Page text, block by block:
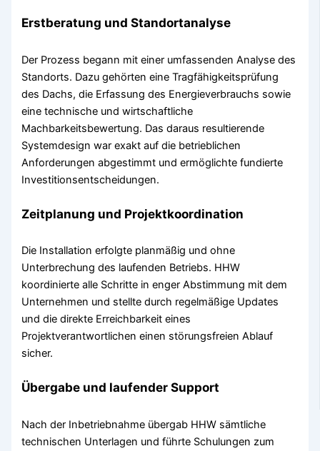
Erstberatung und Standortanalyse
Der Prozess begann mit einer umfassenden Analyse des
Standorts. Dazu gehörten eine Tragfähigkeitsprüfung
des Dachs, die Erfassung des Energieverbrauchs sowie
eine technische und wirtschaftliche
Machbarkeitsbewertung. Das daraus resultierende
Systemdesign war exakt auf die betrieblichen
Anforderungen abgestimmt und ermöglichte fundierte
Investitionsentscheidungen.
Zeitplanung und Projektkoordination
Die Installation erfolgte planmäßig und ohne
Unterbrechung des laufenden Betriebs. HHW
koordinierte alle Schritte in enger Abstimmung mit dem
Unternehmen und stellte durch regelmäßige Updates
und die direkte Erreichbarkeit eines
Projektverantwortlichen einen störungsfreien Ablauf
sicher.
Übergabe und laufender Support
Nach der Inbetriebnahme übergab HHW sämtliche
technischen Unterlagen und führte Schulungen zum